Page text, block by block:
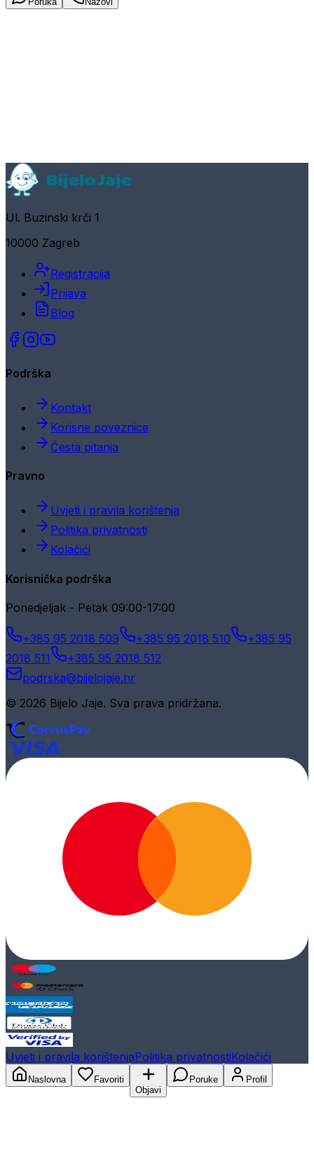
Ul. Buzinski krči 1
10000 Zagreb
Registracija
Prijava
Blog
Podrška
Kontakt
Korisne poveznice
Česta pitanja
Pravno
Uvjeti i pravila korištenja
Politika privatnosti
Kolačići
Korisnička podrška
Ponedjeljak - Petak 09:00-17:00
+385 95 2018 509 +385 95 2018 510
+385 95
2018 511
+385 95 2018 512
podrska@bijelojaje.hr
© 2026 Bijelo Jaje. Sva prava pridržana.
Uvjeti i pravila korištenjaPolitika privatnostiKolačići
Naslovna
Favoriti
Objavi
Poruke Profil